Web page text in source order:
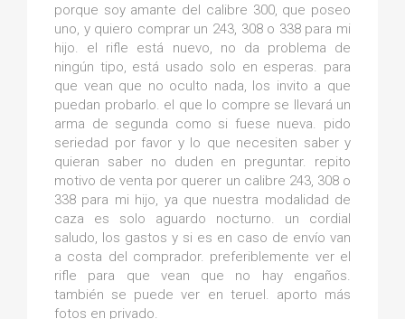
porque soy amante del calibre 300, que poseo
uno, y quiero comprar un 243, 308 o 338 para mi
hijo. el rifle está nuevo, no da problema de
ningún tipo, está usado solo en esperas. para
que vean que no oculto nada, los invito a que
puedan probarlo. el que lo compre se llevará un
arma de segunda como si fuese nueva. pido
seriedad por favor y lo que necesiten saber y
quieran saber no duden en preguntar. repito
motivo de venta por querer un calibre 243, 308 o
338 para mi hijo, ya que nuestra modalidad de
caza es solo aguardo nocturno. un cordial
saludo, los gastos y si es en caso de envío van
a costa del comprador. preferiblemente ver el
rifle para que vean que no hay engaños.
también se puede ver en teruel. aporto más
fotos en privado.